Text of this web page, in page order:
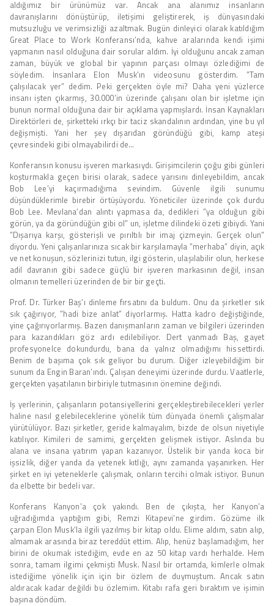
aldığımız bir ürünümüz var. Ancak ana alanımız insanların
davranışlarını dönüştürüp, iletişimi geliştirerek, iş dünyasındaki
mutsuzluğu ve verimsizliği azaltmak. Bugün dinleyici olarak katıldığım
Great Place to Work Konferansı’nda, kahve aralarında kendi işimi
yapmanın nasıl olduğuna dair sorular aldım. İyi olduğunu ancak zaman
zaman, büyük ve global bir yapının parçası olmayı özlediğimi de
söyledim. İnsanlara Elon Musk’ın videosunu gösterdim. ”Tam
çalışılacak yer” dedim. Peki gerçekten öyle mi? Daha yeni yüzlerce
insanı işten çıkarmış, 30.000’in üzerinde çalışanı olan bir işletme için
bunun normal olduğuna dair bir açıklama yapmışlardı. İnsan Kaynakları
Direktörleri de, şirketteki ırkçı bir taciz skandalının ardından, yine bu yıl
değişmişti. Yani her şey dışarıdan göründüğü gibi, kamp ateşi
çevresindeki gibi olmayabilirdi de…
Konferansın konusu işveren markasıydı. Girişimcilerin çoğu gibi günleri
koşturmakla geçen birisi olarak, sadece yarısını dinleyebildim, ancak
Bob Lee’yi kaçırmadığıma sevindim. Güvenle ilgili sunumu
düşündüklerimle birebir örtüşüyordu. Yöneticiler üzerinde çok durdu
Bob Lee. Mevlana’dan alıntı yapmasa da, dedikleri ”ya olduğun gibi
görün, ya da göründüğün gibi ol” un, işletme dilindeki özeti gibiydi. Yani
”Dışarıya karşı, gösterişli ve pırıltılı bir imaj çizmeyin. Gerçek olun”
diyordu. Yeni çalışanlarınıza sıcak bir karşılamayla ”merhaba” diyin, açık
ve net konuşun, sözlerinizi tutun, ilgi gösterin, ulaşılabilir olun, herkese
adil davranın gibi sadece güçlü bir işveren markasının değil, insan
olmanın temelleri üzerinden de bir bir geçti.
Prof. Dr. Türker Baş’ı dinleme fırsatını da buldum. Onu da şirketler sık
sık çağırıyor, ”hadi bize anlat” diyorlarmış. Hatta kadro değiştiğinde,
yine çağırıyorlarmış. Bazen danışmanların zaman ve bilgileri üzerinden
para kazandıkları göz ardı edilebiliyor. Dert yanmadı Baş, gayet
profesyonelce dokundurdu, bana da yalnız olmadığımı hissettirdi.
Benim de başıma çok sık geliyor bu durum. Diğer izleyebildiğim bir
sunum da Engin Baran’ındı. Çalışan deneyimi üzerinde durdu. Vaatlerle,
gerçekten yaşatılanın birbiriyle tutmasının önemine değindi.
İş yerlerinin, çalışanların potansiyellerini gerçekleştirebilecekleri yerler
haline nasıl gelebileceklerine yönelik tüm dünyada önemli çalışmalar
yürütülüyor. Bazı şirketler, geride kalmayalım, bizde de olsun niyetiyle
katılıyor. Kimileri de samimi, gerçekten gelişmek istiyor. Aslında bu
alana ve insana yatırım yapan kazanıyor. Üstelik bir yanda koca bir
işsizlik, diğer yanda da yetenek kıtlığı, aynı zamanda yaşanırken. Her
şirket en iyi yeteneklerle çalışmak, onların tercihi olmak istiyor. Bunun
da elbette bir bedeli var.
Konferans Kanyon’a çok yakındı. Ben de çıkışta, her Kanyon’a
uğradığımda yaptığım gibi, Remzi Kitapevi’ne girdim. Gözüme ilk
çarpan Elon Musk’la ilgili yazılmış bir kitap oldu. Elime aldım, satın alıp,
almamak arasında biraz tereddüt ettim. Alıp, henüz başlamadığım, her
birini de okumak istediğim, evde en az 50 kitap vardı herhalde. Hem
sonra, tamam ilgimi çekmişti Musk. Nasıl bir ortamda, kimlerle olmak
istediğime yönelik için için bir özlem de duymuştum. Ancak satın
aldıracak kadar değildi bu özlemim. Kitabı rafa geri bıraktım ve işimin
başına döndüm.